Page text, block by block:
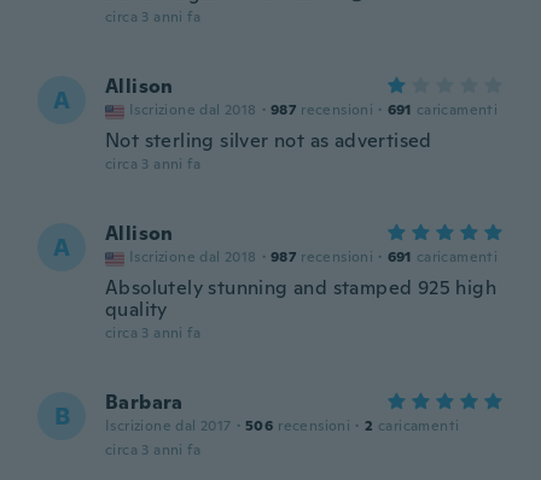
circa 3 anni fa
A Allison
Iscrizione dal 2018 · 987 recensioni · 691 caricamenti
Not sterling silver not as advertised
circa 3 anni fa
A Allison
Iscrizione dal 2018 · 987 recensioni · 691 caricamenti
Absolutely stunning and stamped 925 high
quality
circa 3 anni fa
B Barbara
Iscrizione dal 2017 · 506 recensioni · 2 caricamenti
circa 3 anni fa